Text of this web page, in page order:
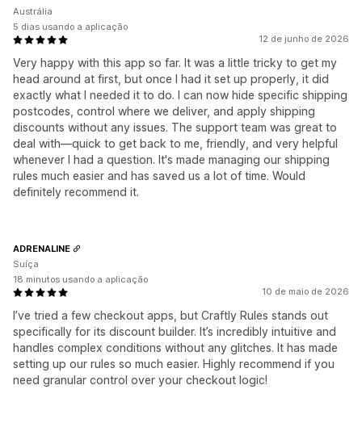
12 de junho de 2026
Very happy with this app so far. It was a little tricky to get my
head around at first, but once I had it set up properly, it did
exactly what I needed it to do. I can now hide specific shipping
postcodes, control where we deliver, and apply shipping
discounts without any issues. The support team was great to
deal with—quick to get back to me, friendly, and very helpful
whenever I had a question. It's made managing our shipping
rules much easier and has saved us a lot of time. Would
definitely recommend it.
Austrália
5 dias usando a aplicação
10 de maio de 2026
I’ve tried a few checkout apps, but Craftly Rules stands out
specifically for its discount builder. It’s incredibly intuitive and
handles complex conditions without any glitches. It has made
setting up our rules so much easier. Highly recommend if you
need granular control over your checkout logic!
ADRENALINE
Suíça
18 minutos usando a aplicação